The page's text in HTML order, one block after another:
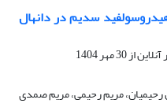
سدیم در دانهال
از30 مهر 1404
مریم رحیمی، مریم صمدی